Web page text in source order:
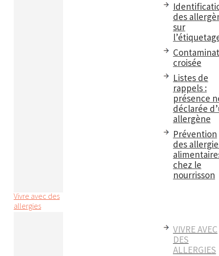
des
sur
croisée
Listes de
rappels :
présence
déclarée
allergène
Prévention
des
chez le
nourrisson
Vivre avec des
allergies
VIVRE AVEC
DES
ALLERGIES